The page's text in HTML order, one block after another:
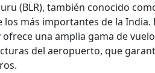
(BLR), también conocido
los más importantes de la
una amplia gama de
del aeropuerto, que